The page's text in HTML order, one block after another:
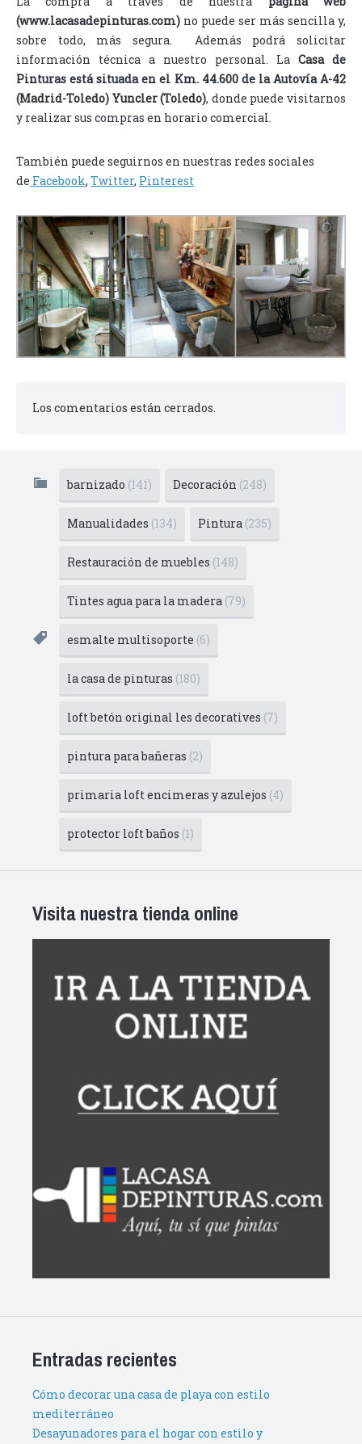
(www.lacasadepinturas.com) no puede ser más sencilla y,
sobre todo, más segura. Además podrá solicitar
información técnica a nuestro personal. La Casa de
Pinturas está situada en el Km. 44.600 de la Autovía A-42
(Madrid-Toledo) Yuncler (Toledo), donde puede visitarnos
y realizar sus compras en horario comercial.
También puede seguirnos en nuestras redes sociales
de Facebook, Twitter, Pinterest
Los comentarios están cerrados.
barnizado (141) Decoración (248)
Manualidades (134) Pintura (235)
Restauración de muebles (148)
Tintes agua para la madera (79)
esmalte multisoporte (6)
la casa de pinturas (180)
loft betón original les decoratives (7)
pintura para bañeras (2)
primaria loft encimeras y azulejos (4)
protector loft baños (1)
Visita nuestra tienda online
Entradas recientes
Cómo decorar una casa de playa con estilo
mediterráneo
Desayunadores para el hogar con estilo y